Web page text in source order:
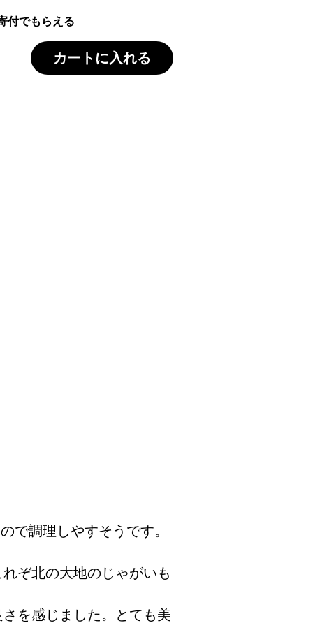
付でもらえる
カートに入れる
で調理しやすそうです。
ぞ北の大地のじゃがいも
を感じました。とても美